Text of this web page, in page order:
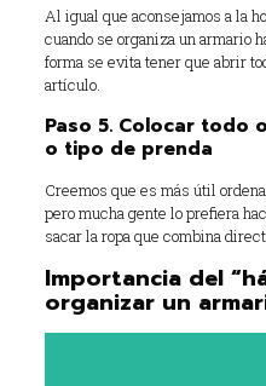
Al igual que aconsejamos a la
cuando se organiza un armario
forma se evita tener que abrir
artículo.
Paso 5. Colocar todo
o tipo de prenda
Creemos que es más útil
pero mucha gente lo prefiera
sacar la ropa que combina
Importancia del
organizar un